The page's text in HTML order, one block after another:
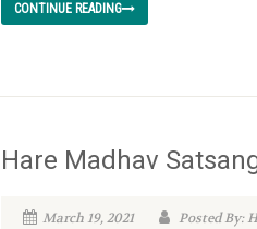
CONTINUE READING
Hare Madhav
March 19, 2021 Posted By: